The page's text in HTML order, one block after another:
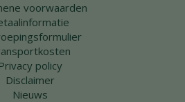
voorwaarden
Privacy policy
Disclaimer
Nieuws